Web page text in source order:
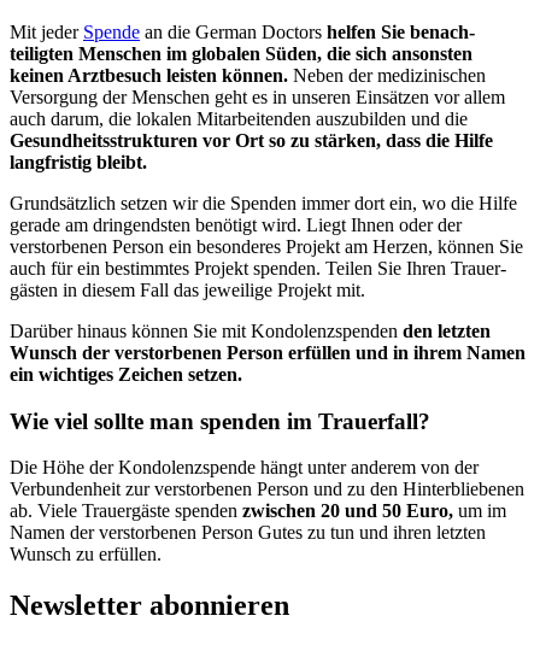
Mit jeder Spende an die German Doctors helfen Sie benach­
teiligten Menschen im globalen Süden, die sich ansonsten
keinen Arzt­besuch leisten können. Neben der medi­zinischen
Versor­gung der Menschen geht es in unseren Einsätzen vor allem
auch darum, die lokalen Mitar­beitenden auszu­bilden und die
Gesund­heits­strukturen vor Ort so zu stärken, dass die Hilfe
lang­fristig bleibt.
Grundsätzlich setzen wir die Spenden immer dort ein, wo die Hilfe
gerade am drin­gendsten benötigt wird. Liegt Ihnen oder der
verstorbenen Person ein besonderes Projekt am Herzen, können Sie
auch für ein bestimmtes Projekt spenden. Teilen Sie Ihren Trauer­
gästen in diesem Fall das jeweilige Projekt mit.
Darüber hinaus können Sie mit Kondolenz­spenden den letzten
Wunsch der verstor­benen Person erfüllen und in ihrem Namen
ein wichtiges Zeichen setzen.
Wie viel sollte man spenden im Trauerfall?
Die Höhe der Kondolenz­spende hängt unter anderem von der
Verbunden­heit zur verstorbenen Person und zu den Hinter­bliebenen
ab. Viele Trauer­gäste spenden zwischen 20 und 50 Euro, um im
Namen der verstor­benen Person Gutes zu tun und ihren letzten
Wunsch zu erfüllen.
Newsletter abonnieren